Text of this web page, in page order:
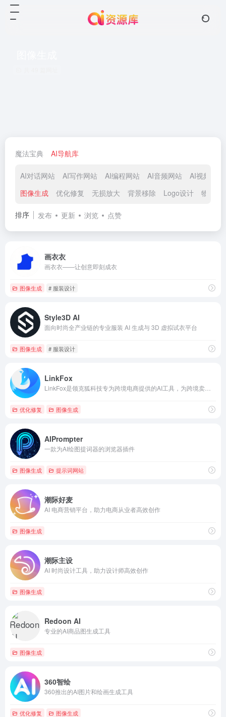
魔法宝典 AI导航库
AI对话网站 AI写作网站 AI编程网站 AI音频网站
AI视频网站
图像生成
优化修复 无损放大 背景移除 Logo设计 物体抹
排序 发布 更新 浏览 点赞
画衣衣
画衣衣——让创意即刻成衣
图像生成 # 服装设计
Style3D AI
面向时尚全产业链的专业服装 AI 生成与 3D 虚拟试衣平台
图像生成 # 服装设计
LinkFox
优化修复 图像生成
AIPrompter
一款为AI绘图提词器的浏览器插件
图像生成 提示词网站
潮际好麦
AI 电商营销平台，助力电商从业者高效创作
图像生成
潮际主设
AI 时尚设计工具，助力设计师高效创作
图像生成
Redoon AI
专业的AI商品图生成工具
图像生成
360智绘
360推出的AI图片和绘画生成工具
优化修复 图像生成